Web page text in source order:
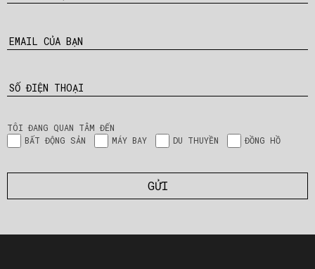
EMAIL CỦA BẠN
SỐ ĐIỆN THOẠI
TÔI ĐANG QUAN TÂM ĐẾN
BẤT ĐỘNG SẢN
MÁY BAY DU THUYỀN ĐỒNG HỒ